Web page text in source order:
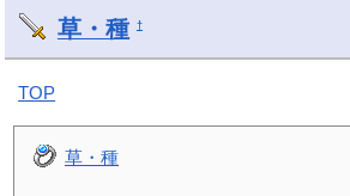
草・種 †
TOP
草・種